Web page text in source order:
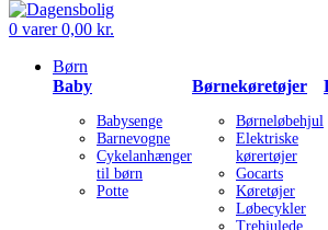
0 varer 0,00 kr.
Børn
Baby
Babysenge
Barnevogne
Cykelanhænger
til børn
Potte
Børnekøretøjer
Børneløbehjul
Elektriske
kørertøjer
Gocarts
Køretøjer
Løbecykler
Trehjulede